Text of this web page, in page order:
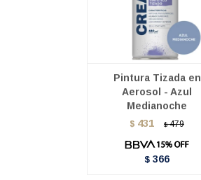
Pintura Tizada en
Aerosol - Azul
Medianoche
$ 431 $ 479
$ 366